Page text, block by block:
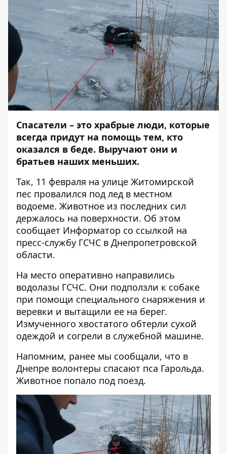
Спасатели – это храбрые люди, которые
всегда придут на помощь тем, кто
оказался в беде. Выручают они и
братьев наших меньших.
Так, 11 февраля на улице Житомирской
пес провалился под лед в местном
водоеме. Животное из последних сил
держалось на поверхности. Об этом
сообщает Информатор со ссылкой на
пресс-службу ГСЧС в Днепропетровской
области.
На место оперативно направились
водолазы ГСЧС. Они подползли к собаке
при помощи специального снаряжения и
веревки и вытащили ее на берег.
Измученного хвостатого обтерли сухой
одеждой и согрели в служебной машине.
Напомним, ранее мы сообщали, что в
Днепре волонтеры спасают пса Гарольда.
Животное попало под поезд.